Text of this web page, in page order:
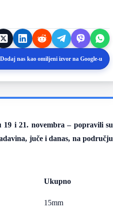
Dodaj nas kao omiljeni izvor na Google-u
i 21. novembra – popravili su
juče i danas, na području
Ukupno
15mm